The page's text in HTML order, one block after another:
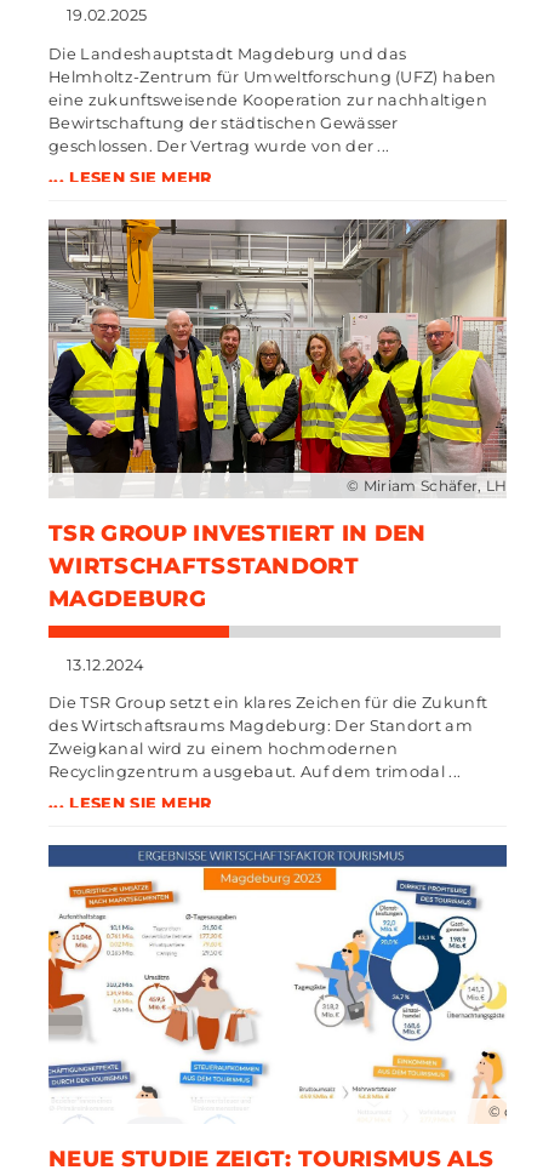
19.02.2025
Die Landeshauptstadt Magdeburg und das
Helmholtz-Zentrum für Umweltforschung (UFZ) haben
eine zukunftsweisende Kooperation zur nachhaltigen
Bewirtschaftung der städtischen Gewässer
geschlossen. Der Vertrag wurde von der ...
... LESEN SIE MEHR
TSR GROUP INVESTIERT IN DEN
WIRTSCHAFTSSTANDORT
MAGDEBURG
13.12.2024
Die TSR Group setzt ein klares Zeichen für die Zukunft
des Wirtschaftsraums Magdeburg: Der Standort am
Zweigkanal wird zu einem hochmodernen
Recyclingzentrum ausgebaut. Auf dem trimodal ...
... LESEN SIE MEHR
© Miriam Schäfer, LH MD
NEUE STUDIE ZEIGT: TOURISMUS ALS
© dwif